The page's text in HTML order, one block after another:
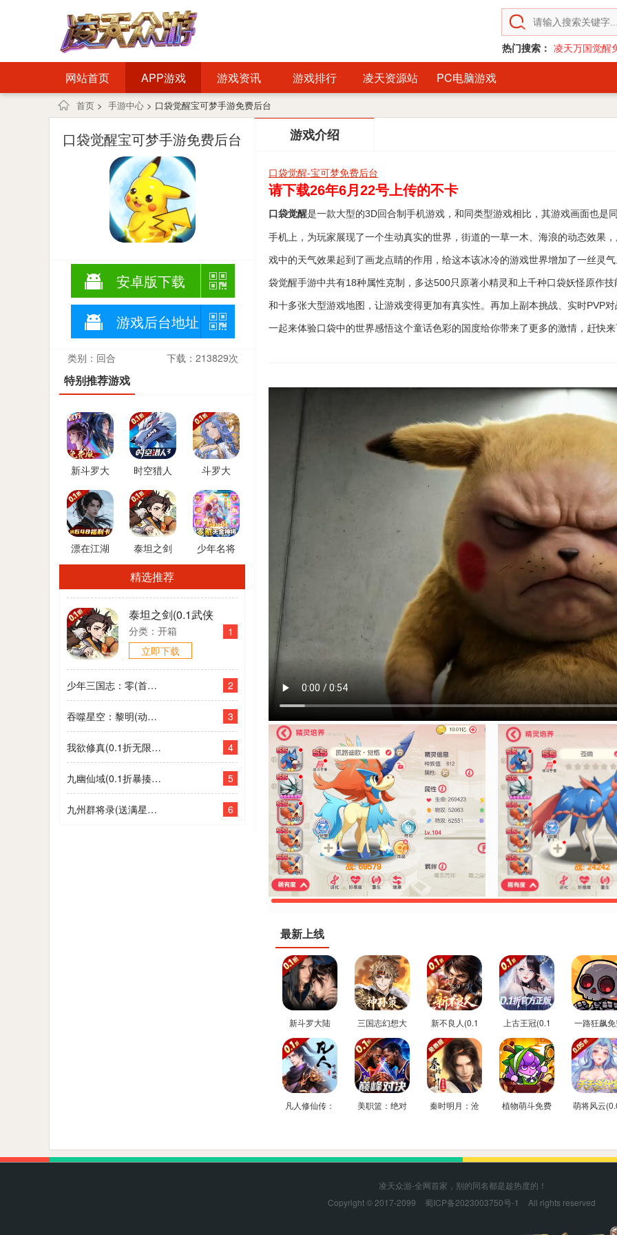
热门搜索： 凌天万国觉醒
网站首页 APP游戏 游戏资讯 游戏排行 凌天资源站 PC电脑游戏
首页 > 手游中心 > 口袋觉醒宝可梦手游免费后台
口袋觉醒宝可梦手游免费后台
安卓版下载
游戏后台地址
类别：回合 下载：213829次
特别推荐游戏
新斗罗大
陆(GM免
费版)
时空猎人
3(首款猎
人0.1折)
斗罗大
陆：逆转
时空(0.1折
武魂觉醒)
漂在江湖
(0.1折送
利卡)
泰坦之剑
(0.1武侠大
世界开箱)
少年名将
(送金将无
精选推荐
泰坦之剑(0.1武侠
大世界开箱)
分类：开箱
立即下载
1
少年三国志：零(首款少三系0.1折) 2
吞噬星空：黎明(动漫原版0.1折) 3
我欲修真(0.1折无限充) 4
九幽仙域(0.1折暴揍小妖) 5
九州群将录(送满星武将0.05折) 6
游戏介绍
口袋觉醒-宝可梦免费后台
请下载26年6月22号上传的不卡
口袋觉醒是一款大型的3D回合制手机游戏，和同类型游戏相比，其游戏画面也是
手机上，为玩家展现了一个生动真实的世界，街道的一草一木、海浪的动态效果
戏中的天气效果起到了画龙点睛的作用，给这本该冰冷的游戏世界增加了一丝灵
袋觉醒手游中共有18种属性克制，多达500只原著小精灵和上千种口袋妖怪原作
和十多张大型游戏地图，让游戏变得更加有真实性。再加上副本挑战、实时PVP
一起来体验口袋中的世界感悟这个童话色彩的国度给你带来了更多的激情，赶快
最新上线
新斗罗大陆
(0.1折免费版)
三国志幻想大
陆2：枭之歌(1
折免费版)
新不良人(0.1
折正版授权)
上古王冠(0.1
折官方正版)
一路狂飙
后台版
凡人修仙传：
美职篮：绝对
秦时明月：沧
植物萌斗免费
萌将风云
凌天众游-全网首家，别的同名都是趁热度的！
Copyright © 2017-2099
蜀ICP备2023003750号-1 All rights reserved